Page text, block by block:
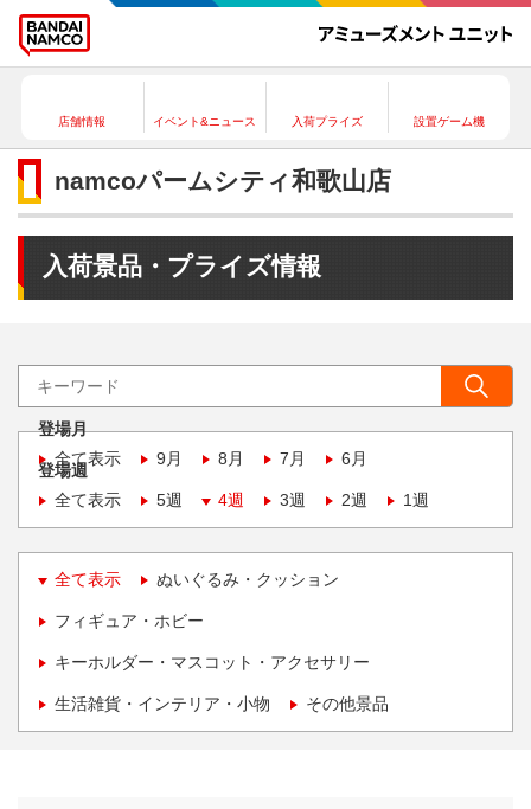
店舗情報 イベント&ニュース 入荷プライズ 設置ゲーム機
namcoパームシティ和歌山店
入荷景品・プライズ情報
登場月
全て表示
9月 8月 7月 6月
登場週
全て表示
5週 4週 3週 2週 1週
全て表示 ぬいぐるみ・クッション
フィギュア・ホビー
キーホルダー・マスコット・アクセサリー
生活雑貨・インテリア・小物 その他景品